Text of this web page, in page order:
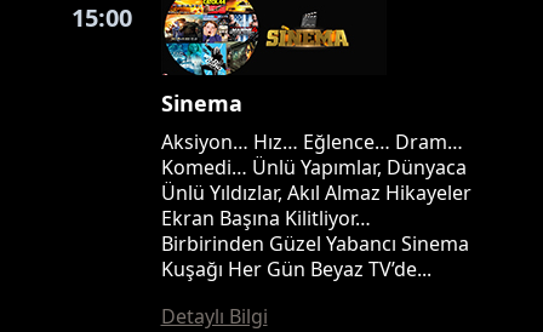
15:00
Sinema
Aksiyon… Hız… Eğlence… Dram…
Komedi… Ünlü Yapımlar, Dünyaca
Ünlü Yıldızlar, Akıl Almaz Hikayeler
Ekran Başına Kilitliyor…
Birbirinden Güzel Yabancı Sinema
Kuşağı Her Gün Beyaz TV’de...
Detaylı Bilgi